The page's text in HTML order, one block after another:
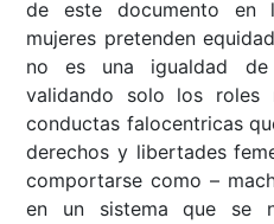
de este documento en
mujeres pretenden
no es una igualdad
validando solo los roles
conductas falocentricas
derechos y libertades
comportarse como –
en un sistema que se